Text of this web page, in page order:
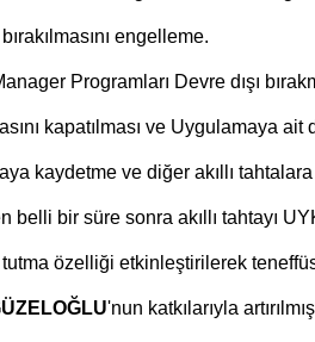
engelleme.
Programları Devre dışı
kapatılması ve Uygulamaya
kaydetme ve diğer akıllı
belli bir süre sonra akıllı tahtayı
tutma özelliği etkinleştirilerek
'nun katkılarıyla